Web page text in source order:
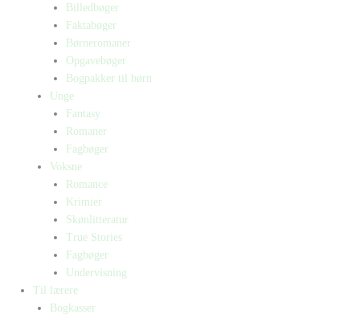
Billedbøger
Faktabøger
Børneromaner
Opgavebøger
Bogpakker til børn
Unge
Fantasy
Romaner
Fagbøger
Voksne
Romance
Krimier
Skønlitteratur
True Stories
Fagbøger
Undervisning
Til lærere
Bogkasser